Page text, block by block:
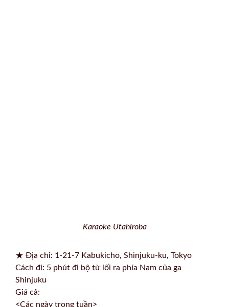
Karaoke Utahiroba
★ Địa chỉ: 1-21-7 Kabukicho, Shinjuku-ku, Tokyo
Cách đi: 5 phút đi bộ từ lối ra phía Nam của ga
Shinjuku
Giá cả:
<Các ngày trong tuần>